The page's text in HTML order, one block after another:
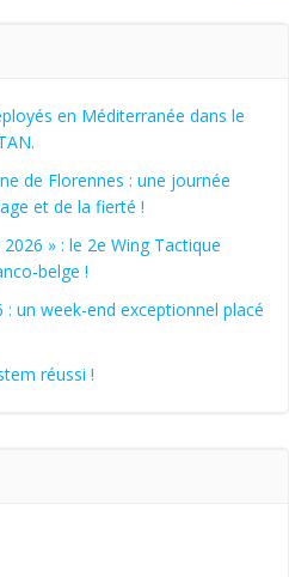
en Méditerranée dans le
de Florennes : une journée
et de la fierté !
» : le 2e Wing Tactique
belge !
un week-end exceptionnel placé
réussi !